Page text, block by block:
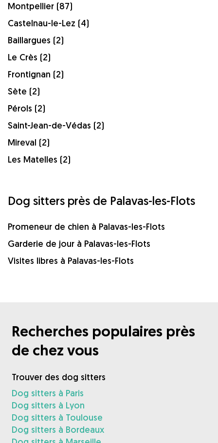
Montpellier (87)
Castelnau-le-Lez (4)
Baillargues (2)
Le Crès (2)
Frontignan (2)
Sète (2)
Pérols (2)
Saint-Jean-de-Védas (2)
Mireval (2)
Les Matelles (2)
Dog sitters près de Palavas-les-Flots
Promeneur de chien à Palavas-les-Flots
Garderie de jour à Palavas-les-Flots
Visites libres à Palavas-les-Flots
Recherches populaires près
de chez vous
Trouver des dog sitters
Dog sitters à Paris
Dog sitters à Lyon
Dog sitters à Toulouse
Dog sitters à Bordeaux